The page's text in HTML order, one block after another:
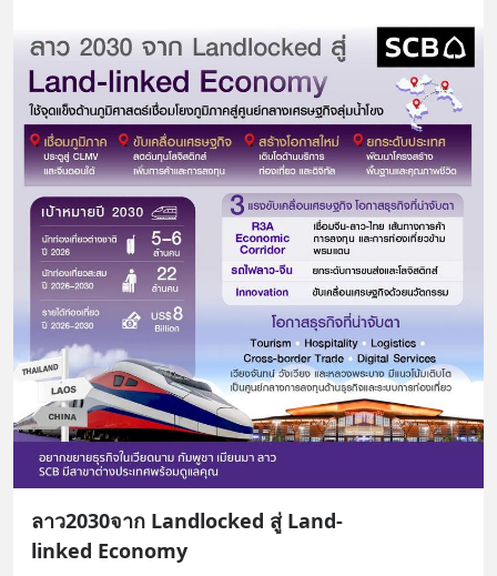
ลาว2030จาก Landlocked สู่ Land-
linked Economy